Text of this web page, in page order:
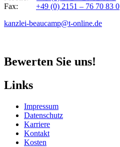
Fax: +49 (0) 2151 – 76 70 83 0
kanzlei-beaucamp@t-online.de
Bewerten Sie uns!
Links
Impressum
Datenschutz
Karriere
Kontakt
Kosten